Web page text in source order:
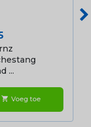
...
shopping_cart Voeg toe